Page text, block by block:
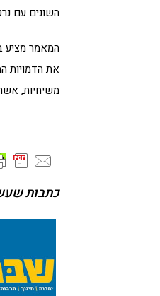
השונים עם
המאמר מציע
את הדמויות
משיחיות,
כתבות